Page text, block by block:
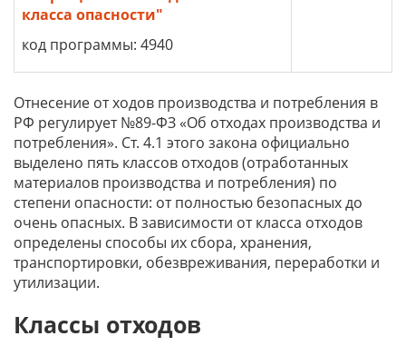
класса опасности"
код программы: 4940
Отнесение от ходов производства и потребления в
РФ регулирует №89-ФЗ «Об отходах производства и
потребления». Ст. 4.1 этого закона официально
выделено пять классов отходов (отработанных
материалов производства и потребления) по
степени опасности: от полностью безопасных до
очень опасных. В зависимости от класса отходов
определены способы их сбора, хранения,
транспортировки, обезвреживания, переработки и
утилизации.
Классы отходов